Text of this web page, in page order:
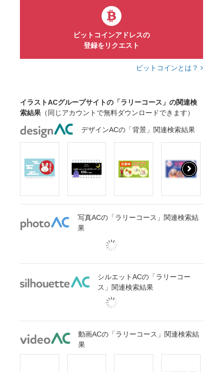
ビットコインアドレスの
登録をリクエスト
ビットコインとは？
イラストACグループサイトの「ラリーコース」の関連検
索結果 （同じアカウントで無料ダウンロードできます）
デザインACの「背景」関連検索結果
写真ACの「ラリーコース」関連検索結
果
シルエットACの「ラリーコー
ス」関連検索結果
動画ACの「ラリーコース」関連検索結
果